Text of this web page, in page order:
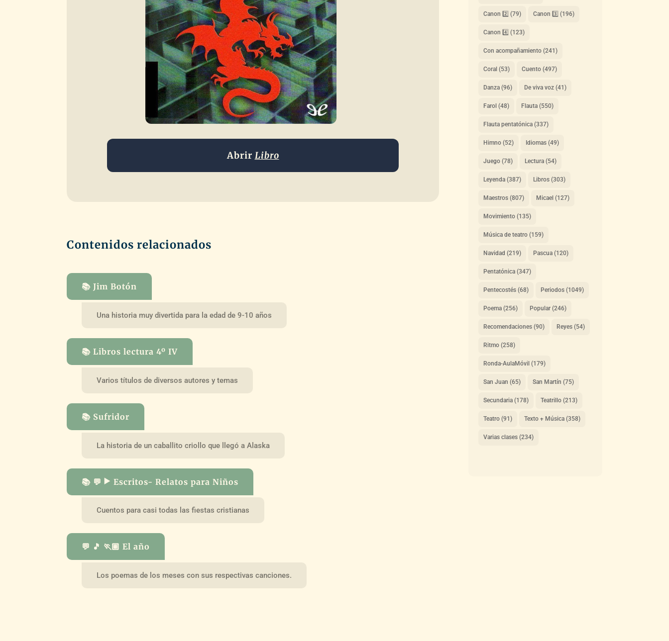
Abrir Libro
Contenidos relacionados
📚 Jim Botón
Una historia muy divertida para la edad de 9-10 años
📚 Libros lectura 4º IV
Varios títulos de diversos autores y temas
📚 Sufridor
La historia de un caballito criollo que llegó a Alaska
📚 💬 ▶️ Escritos- Relatos para Niños
Cuentos para casi todas las fiestas cristianas
💬 🎵 🏃🏽 El año
Los poemas de los meses con sus respectivas canciones.
Canon 2️⃣ (79) Canon 3️⃣ (196)
Canon 4️⃣ (123)
Con acompañamiento(241)
Coral (53) Cuento(497)
Danza(96) De viva voz(41)
Farol (48) Flauta(550)
Flauta pentatónica(337)
Himno(52) Idiomas(49)
Juego(78) Lectura(54)
Leyenda(387) Libros(303)
Maestros(807) Micael (127)
Movimiento(135)
Música de teatro(159)
Navidad (219) Pascua(120)
Pentatónica(347)
Pentecostés(68) Periodos(1049)
Poema(256) Popular(246)
Recomendaciones(90) Reyes(54)
Ritmo(258)
Ronda-AulaMóvil (179)
San Juan (65) San Martín (75)
Secundaria(178) Teatrillo(213)
Teatro(91) Texto + Música(358)
Varias clases(234)